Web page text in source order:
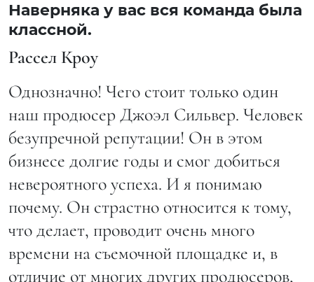
Наверняка у вас вся команда была
классной.
Рассел Кроу
Однозначно! Чего стоит только один
наш продюсер Джоэл Сильвер. Человек
безупречной репутации! Он в этом
бизнесе долгие годы и смог добиться
невероятного успеха. И я понимаю
почему. Он страстно относится к тому,
что делает, проводит очень много
времени на съемочной площадке и, в
отличие от многих других продюсеров,